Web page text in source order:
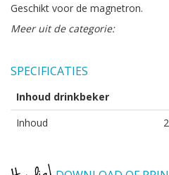
Geschikt voor de magnetron.
Meer uit de categorie:
SPECIFICATIES
Inhoud drinkbeker
Inhoud